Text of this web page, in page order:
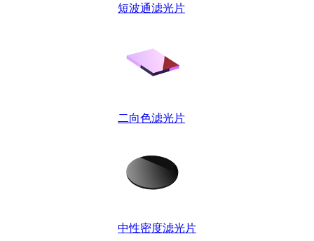
短波通滤光片
二向色滤光片
中性密度滤光片